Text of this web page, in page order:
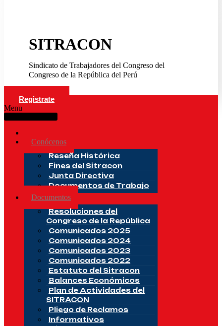
SITRACON
Sindicato de Trabajadores del Congreso del
Congreso de la República del Perú
Registrate
Menu
Conócenos
Reseña Histórica
Fines del Sitracon
Junta Directiva
Documentos de Trabajo
Documentos
Resoluciones del
Congreso de la República
Comunicados 2025
Comunicados 2024
Comunicados 2023
Comunicados 2022
Estatuto del Sitracon
Balances Económicos
Plan de Actividades del
SITRACON
Pliego de Reclamos
Informativos